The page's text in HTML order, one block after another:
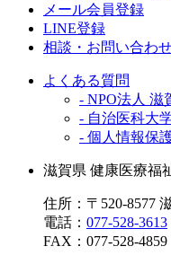
メール会員登録
LINE登録
相談・お問い合わ
よくある質問
- NPO法人 滋
- 自治医科大
- 個人情報保
滋賀県 健康医療福
住所：〒520-8577
電話： 077-528-3613
FAX： 077-528-4859